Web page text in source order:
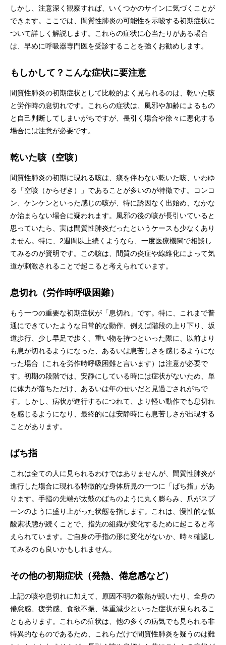
しかし、注意深く観察すれば、いくつかのサインに気づくことが
できます。ここでは、間質性肺炎の可能性を示唆する初期症状に
ついて詳しく解説します。これらの症状に心当たりがある場合
は、早めに呼吸器専門医を受診することを強くお勧めします。
もしかして？こんな症状に要注意
間質性肺炎の初期症状として比較的よく見られるのは、乾いた咳
と労作時の息切れです。これらの症状は、風邪や加齢によるもの
と自己判断してしまいがちですが、長引く場合や徐々に悪化する
場合には注意が必要です。
乾いた咳（空咳）
間質性肺炎の初期に現れる咳は、痰を伴わない乾いた咳、いわゆ
る「空咳（からぜき）」であることが多いのが特徴です。コンコ
ン、ケンケンといった感じの咳が、特に誘因なく出始め、なかな
か治まらない場合に疑われます。風邪の後の咳が長引いていると
思っていたら、実は間質性肺炎だったというケースも少なくあり
ません。特に、2週間以上続くようなら、一度医療機関で相談し
てみるのが賢明です。この咳は、間質の炎症や線維化によって気
道が刺激されることで起こると考えられています。
息切れ（労作時呼吸困難）
もう一つの重要な初期症状が「息切れ」です。特に、これまで普
通にできていたような日常的な動作、例えば階段の上り下り、坂
道歩行、少し早足で歩く、重い物を持つといった際に、以前より
も息が切れるようになった、あるいは息苦しさを感じるようにな
った場合（これを労作時呼吸困難と言います）は注意が必要で
す。初期の段階では、安静にしている時には症状がないため、単
に体力が落ちただけ、あるいは年のせいだと見過ごされがちで
す。しかし、病状が進行するにつれて、より軽い動作でも息切れ
を感じるようになり、最終的には安静時にも息苦しさが出現する
ことがあります。
ばち指
これは全ての人に見られるわけではありませんが、間質性肺炎が
進行した場合に現れる特徴的な身体所見の一つに「ばち指」があ
ります。手指の先端が太鼓のばちのように丸く膨らみ、爪がスプ
ーンのように盛り上がった状態を指します。これは、慢性的な低
酸素状態が続くことで、指先の組織が変化するために起こると考
えられています。ご自身の手指の形に変化がないか、時々確認し
てみるのも良いかもしれません。
その他の初期症状（発熱、倦怠感など）
上記の咳や息切れに加えて、原因不明の微熱が続いたり、全身の
倦怠感、疲労感、食欲不振、体重減少といった症状が見られるこ
ともあります。これらの症状は、他の多くの病気でも見られる非
特異的なものであるため、これらだけで間質性肺炎を疑うのは難